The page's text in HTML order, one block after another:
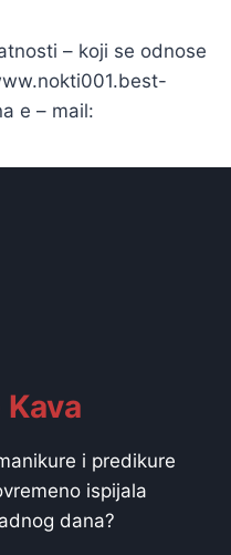
– koji se odnose
e – mail:
i predikure
ispijala
dana?